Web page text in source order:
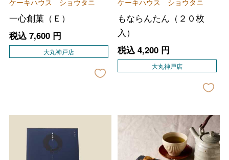
一心創菓（Ｅ）
税込 7,600円
大丸神戸店
もならんたん（２０枚
入）
税込 4,200円
大丸神戸店